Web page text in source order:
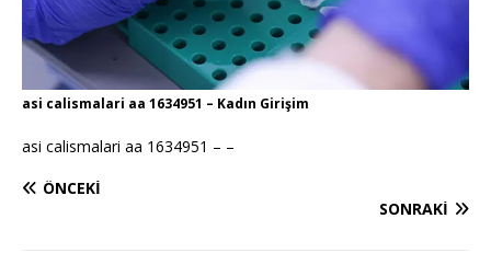
asi calismalari aa 1634951 – Kadın Girişim
asi calismalari aa 1634951 – –
ÖNCEKI
SONRAKI